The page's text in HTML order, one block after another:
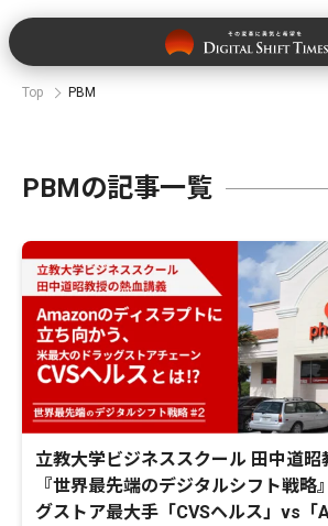
Top PBM
PBMの記事一覧
立教大学ビジネススクール 田中道
『世界最先端のデジタルシフト戦略
グストア最大手「CVSヘルス」vs「